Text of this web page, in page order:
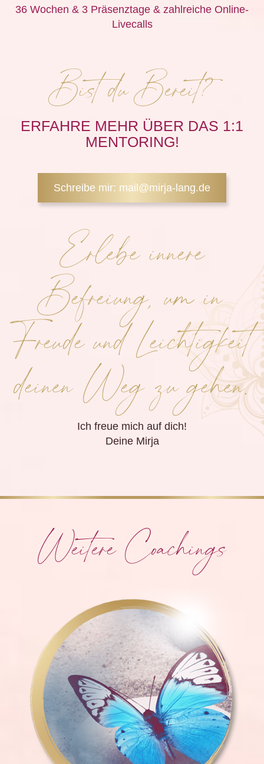
36 Wochen & 3 Präsenztage & zahlreiche Online-
Livecalls
Bist du Bereit?
ERFAHRE MEHR ÜBER DAS 1:1
MENTORING!
Schreibe mir: mail@mirja-lang.de
Erlebe innere
Befreiung, um in
Freude und Leichtigkeit
deinen Weg zu gehen.
Ich freue mich auf dich!
Deine Mirja
Weitere Coachings